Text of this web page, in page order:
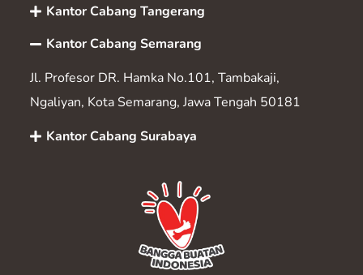
Kantor Cabang Tangerang
Kantor Cabang Semarang
Jl. Profesor DR. Hamka No.101, Tambakaji,
Ngaliyan, Kota Semarang, Jawa Tengah 50181
Kantor Cabang Surabaya